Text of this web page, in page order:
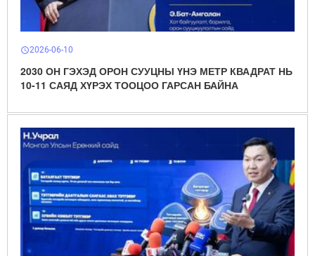
schedule2026-06-10
2030 ОН ГЭХЭД ОРОН СУУЦНЫ ҮНЭ МЕТР КВАДРАТ НЬ
10-11 САЯД ХҮРЭХ ТООЦОО ГАРСАН БАЙНА